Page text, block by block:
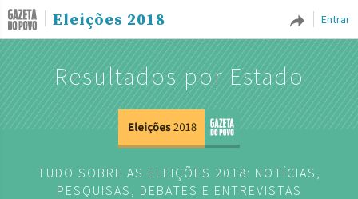
Entrar
Eleições 2018
Resultados por Estado
TUDO SOBRE AS ELEIÇÕES 2018: NOTÍCIAS,
PESQUISAS, DEBATES E ENTREVISTAS